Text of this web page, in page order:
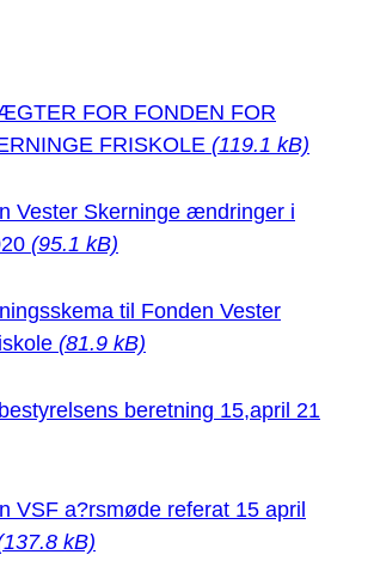
FOR FONDEN FOR
FRISKOLE (119.1 kB)
Vester Skerninge ændringer i
(95.1 kB)
til Fonden Vester
(81.9 kB)
beretning 15,april 21
VSF a?rsmøde referat 15 april
kB)